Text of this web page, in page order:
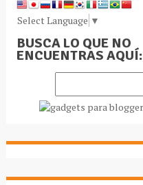
Select Language ▼
BUSCA LO QUE NO
ENCUENTRAS AQUÍ: